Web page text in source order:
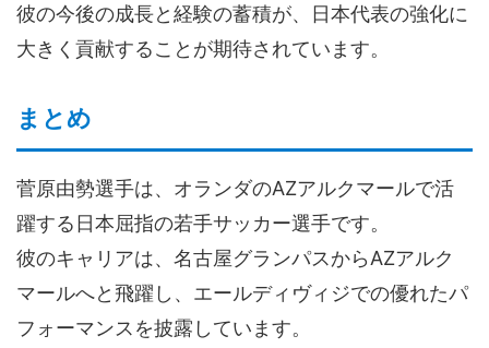
彼の今後の成長と経験の蓄積が、日本代表の強化に
大きく貢献することが期待されています。
まとめ
菅原由勢選手は、オランダのAZアルクマールで活
躍する日本屈指の若手サッカー選手です。
彼のキャリアは、名古屋グランパスからAZアルク
マールへと飛躍し、エールディヴィジでの優れたパ
フォーマンスを披露しています。